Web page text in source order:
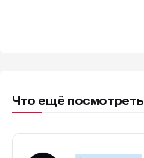
Что ещё посмотреть